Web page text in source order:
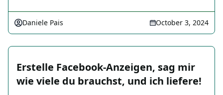
Daniele Pais October 3, 2024
Erstelle Facebook-Anzeigen, sag mir
wie viele du brauchst, und ich liefere!